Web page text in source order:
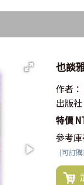
也談
作者：
出版社
特價
參考庫
(可訂